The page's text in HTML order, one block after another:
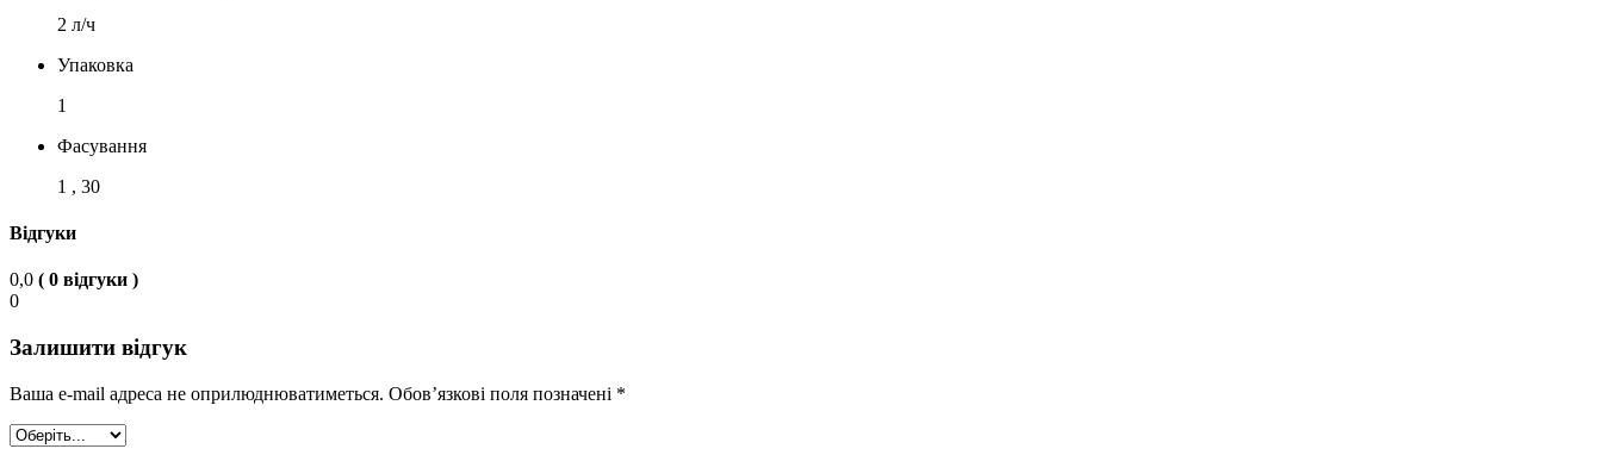
2 л/ч
Упаковка
1
Фасування
1 , 30
Відгуки
0,0 ( 0 відгуки )
0
Залишити відгук
Ваша e-mail адреса не оприлюднюватиметься. Обов’язкові поля позначені *